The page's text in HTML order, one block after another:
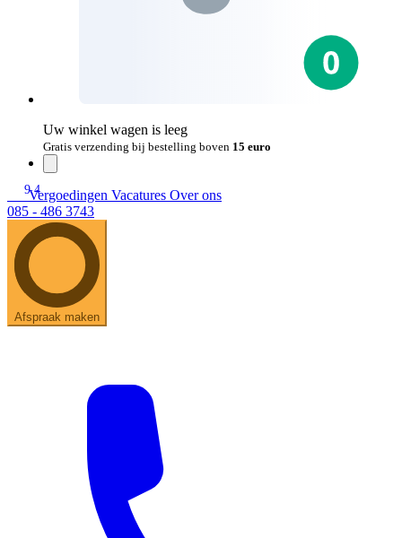
Uw winkel wagen is leeg
Gratis verzending bij bestelling boven 15 euro
9.4
Vergoedingen Vacatures Over ons
085 - 486 3743
Afspraak maken